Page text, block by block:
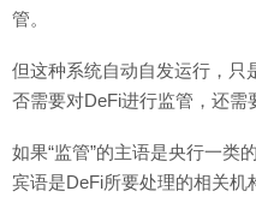
管。
但这种系统自动自发运行，只
否需要对DeFi进行监管，还需
如果“监管”的主语是央行一类
宾语是DeFi所要处理的相关